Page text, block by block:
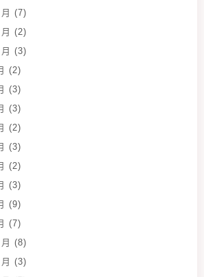
(7)
(2)
(3)
(2)
(3)
(3)
(2)
(3)
(2)
(3)
(9)
(7)
(8)
(3)